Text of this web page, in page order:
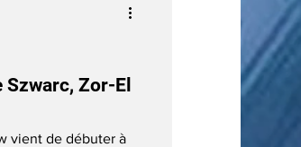
Zor-El
vient de débuter à